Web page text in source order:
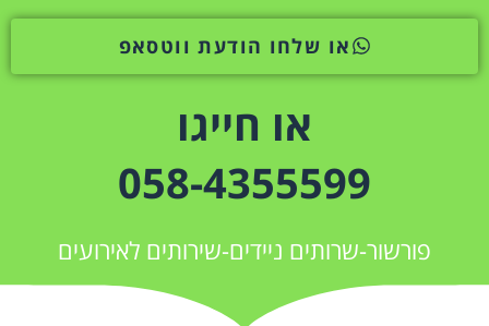
או שלחו הודעת ווטסאפ
או חייגו
058-4355599
פורשור-שרותים ניידים-שירותים לאירועים